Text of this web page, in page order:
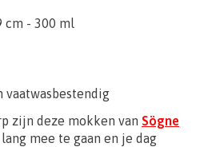
cm - 300 ml
vaatwasbestendig
zijn deze mokken van Sögne
mee te gaan en je dag